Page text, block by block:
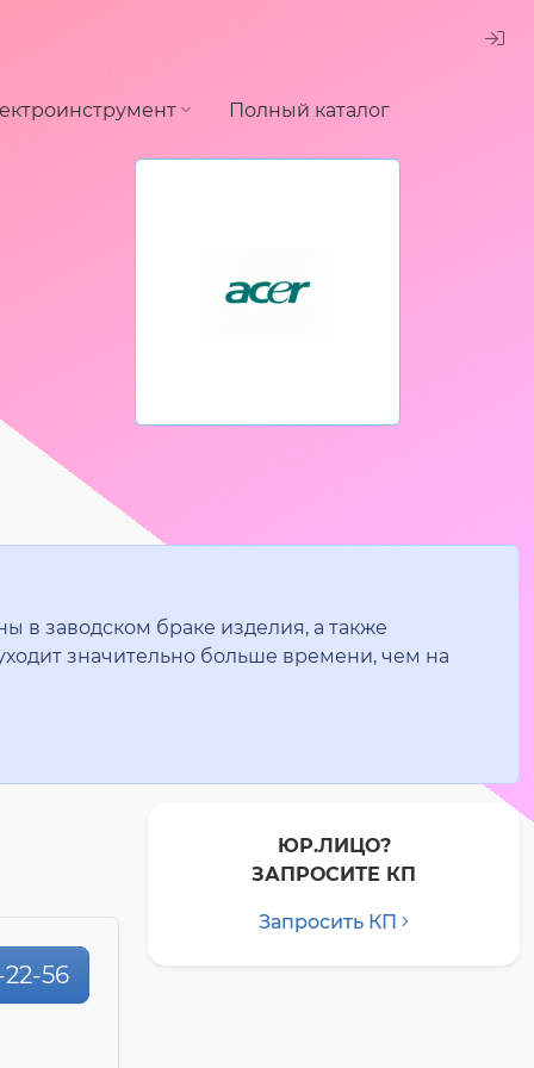
Полный каталог
в заводском браке изделия, а также
значительно больше времени, чем на
22-56
ЮР.ЛИЦО?
ЗАПРОСИТЕ КП
Запросить КП